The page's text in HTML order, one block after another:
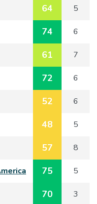
64 5
74 6
61 7
72 6
52 6
48 5
57 8
75 5
70 3